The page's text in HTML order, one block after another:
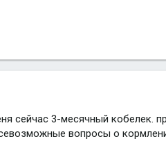
сейчас 3-месячный кобелек.
вопросы о